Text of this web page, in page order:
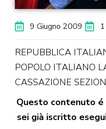
9 Giugno 2009
REPUBBLICA
POPOLO ITALIANO
CASSAZIONE
Questo contenuto é
sei già iscritto